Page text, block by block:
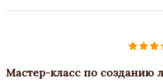
Мастер-класс по созданию